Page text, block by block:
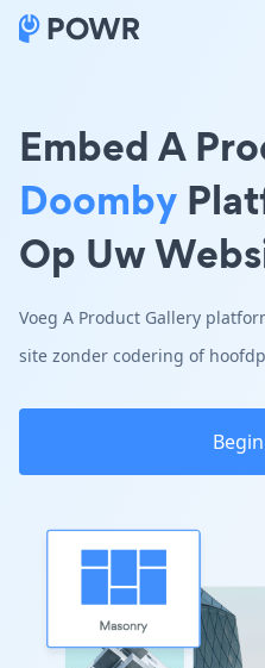
Embed A
Doomby
Op Uw
Voeg A Product Gallery
site zonder codering of